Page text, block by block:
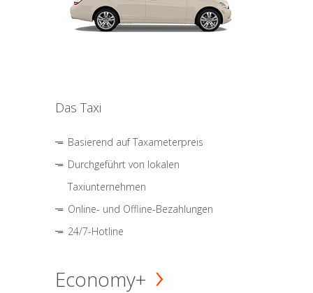
Das Taxi
Basierend auf Taxameterpreis
Durchgeführt von lokalen
Taxiunternehmen
Online- und Offline-Bezahlungen
24/7-Hotline
Economy+